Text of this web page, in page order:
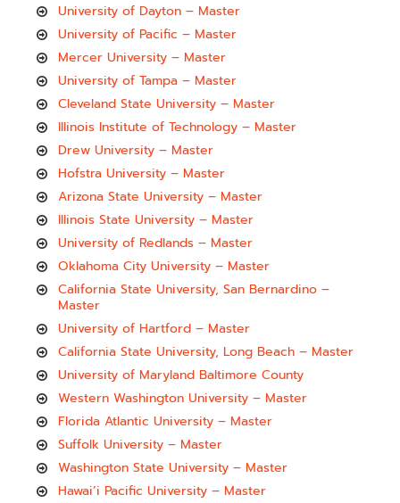
University of Dayton – Master
University of Pacific – Master
Mercer University – Master
University of Tampa – Master
Cleveland State University – Master
Illinois Institute of Technology – Master
Drew University – Master
Hofstra University – Master
Arizona State University – Master
Illinois State University – Master
University of Redlands – Master
Oklahoma City University – Master
California State University, San Bernardino –
Master
University of Hartford – Master
California State University, Long Beach – Master
University of Maryland Baltimore County
Western Washington University – Master
Florida Atlantic University – Master
Suffolk University – Master
Washington State University – Master
Hawai’i Pacific University – Master